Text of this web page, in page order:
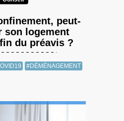
peut-
son logement
du préavis ?
#DÉMÉNAGEMENT